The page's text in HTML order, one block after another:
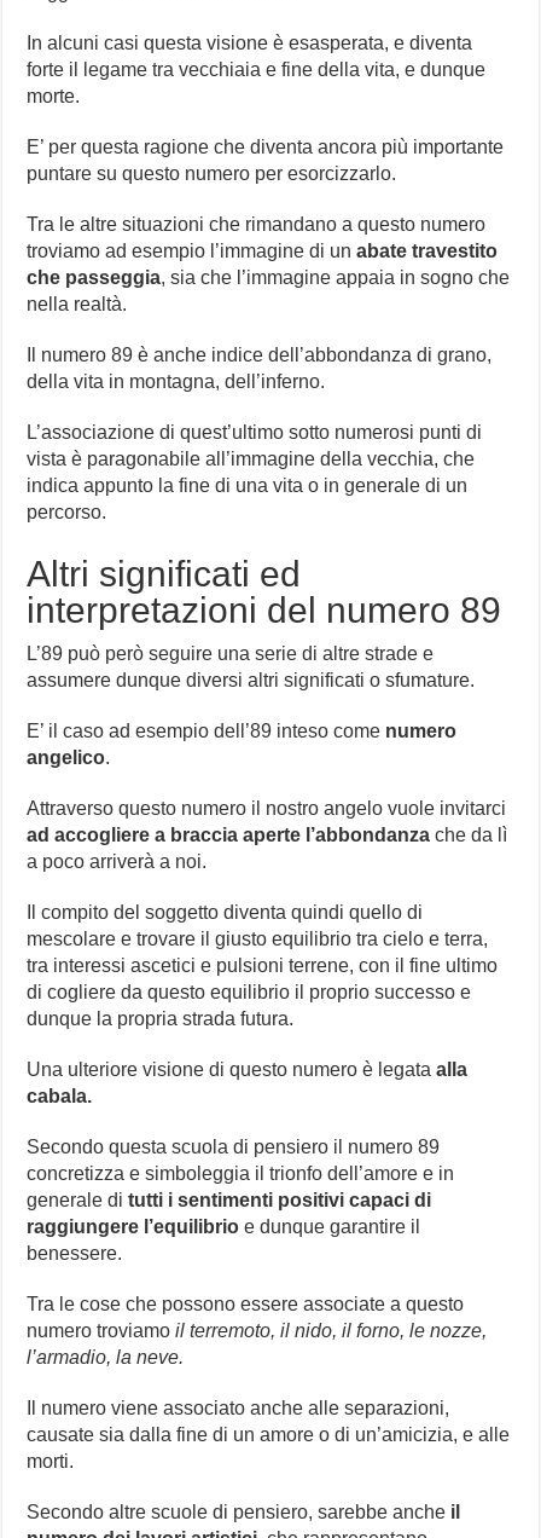
In alcuni casi questa visione è esasperata, e diventa
forte il legame tra vecchiaia e fine della vita, e dunque
morte.
E’ per questa ragione che diventa ancora più importante
puntare su questo numero per esorcizzarlo.
Tra le altre situazioni che rimandano a questo numero
troviamo ad esempio l’immagine di unabate travestito
che passeggia, sia che l’immagine appaia in sogno che
nella realtà.
Il numero 89 è anche indice dell’abbondanza di grano,
della vita in montagna, dell’inferno.
L’associazione di quest’ultimo sotto numerosi punti di
vista è paragonabile all’immagine della vecchia, che
indica appunto la fine di una vita o in generale di un
percorso.
Altri significati ed
interpretazioni del numero 89
L’89 può però seguire una serie di altre strade e
assumere dunque diversi altri significati o sfumature.
E’ il caso ad esempio dell’89 inteso come numero
angelico.
Attraverso questo numero il nostro angelo vuole invitarci
ad accogliere a braccia aperte l’abbondanza che da lì
a poco arriverà a noi.
Il compito del soggetto diventa quindi quello di
mescolare e trovare il giusto equilibrio tra cielo e terra,
tra interessi ascetici e pulsioni terrene, con il fine ultimo
di cogliere da questo equilibrio il proprio successo e
dunque la propria strada futura.
Una ulteriore visione di questo numero è legataalla
cabala.
Secondo questa scuola di pensiero il numero 89
concretizza e simboleggia il trionfo dell’amore e in
generale ditutti i sentimenti positivi capaci di
raggiungere l’equilibrio e dunque garantire il
benessere.
Tra le cose che possono essere associate a questo
numero troviamoil terremoto, il nido, il forno, le nozze,
l’armadio, la neve.
Il numero viene associato anche alle separazioni,
causate sia dalla fine di un amore o di un’amicizia, e alle
morti.
Secondo altre scuole di pensiero, sarebbe anche il